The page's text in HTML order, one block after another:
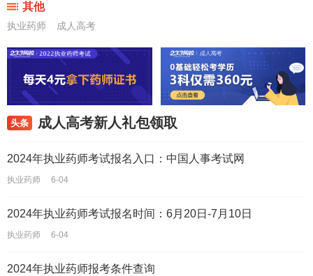
其他
执业药师 成人高考
头条 成人高考新人礼包领取
2024年执业药师考试报名入口：中国人事考试网
执业药师 6-04
2024年执业药师考试报名时间：6月20日-7月10日
执业药师 6-04
2024年执业药师报考条件查询